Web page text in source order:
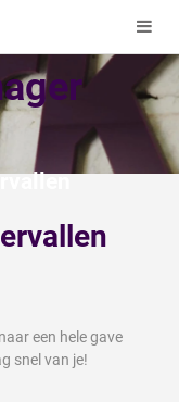
een hele gave
snel van je!